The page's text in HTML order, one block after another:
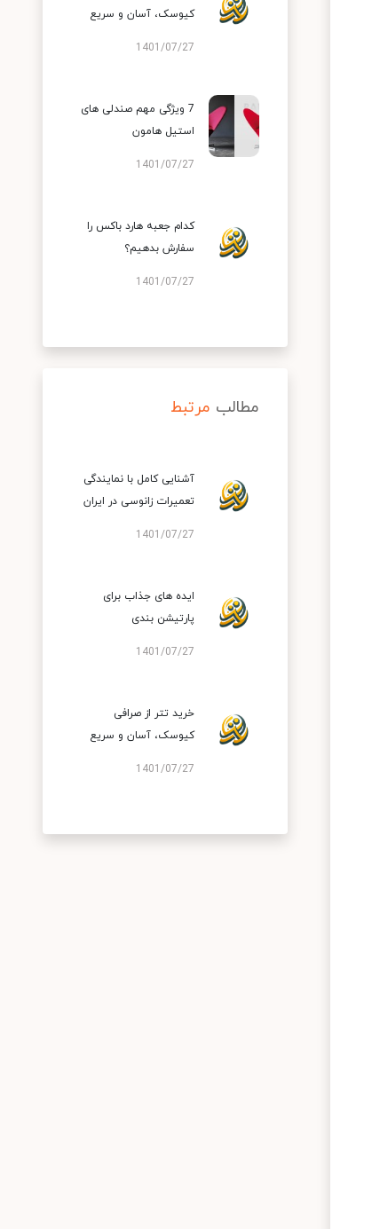
کیوسک، آسان و سریع
1401/07/27
7 ویژگی مهم صندلی های
استیل هامون
1401/07/27
کدام جعبه هارد باکس را
سفارش بدهیم؟
1401/07/27
مطالب مرتبط
آشنایی کامل با نمایندگی
تعمیرات زانوسی در ایران
1401/07/27
ایده های جذاب برای
پارتیشن بندی
1401/07/27
خرید تتر از صرافی
کیوسک، آسان و سریع
1401/07/27